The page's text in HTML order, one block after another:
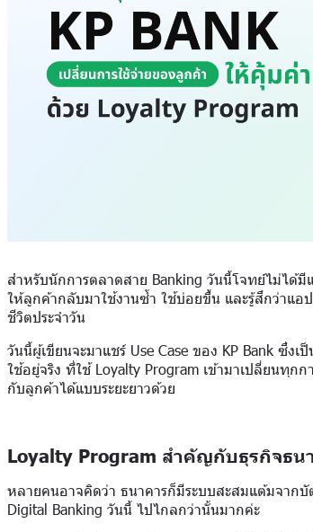
สำหรับนักการตลาดสาย Banking วันนี้โจทย์ไม่ได้
ให้ลูกค้ากลับมาใช้งานซ้ำ ใช้บ่อยขึ้น และรู้สึกว่าแอ
ชีวิตประจำวัน
วันนี้ผู้เขียนจะมาแชร์ Use Case ของ KP Bank ซึ่
ใช้อยู่จริง ที่ใช้ Loyalty Program เข้ามาเปลี่ยนทุ
กับลูกค้าได้แบบระยะยาวด้วย
Loyalty Program สำคัญกับธุรกิจธน
หลายคนอาจคิดว่า ธนาคารก็มีระบบสะสมแต้มจากบั
Digital Banking วันนี้ ไปไกลกว่านั้นมากค่ะ